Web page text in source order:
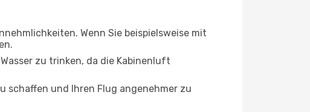
Wenn Sie beispielsweise mit
zu trinken, da die Kabinenluft
schaffen und Ihren Flug angenehmer zu